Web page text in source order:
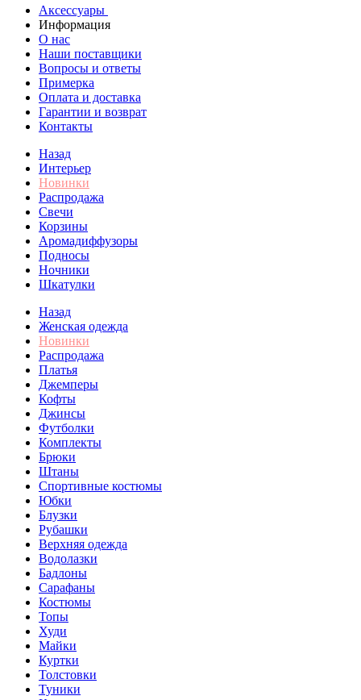
Аксессуары
Информация
О нас
Наши поставщики
Вопросы и ответы
Примерка
Оплата и доставка
Гарантии и возврат
Контакты
Назад
Интерьер
Новинки
Распродажа
Свечи
Корзины
Аромадиффузоры
Подносы
Ночники
Шкатулки
Назад
Женская одежда
Новинки
Распродажа
Платья
Джемперы
Кофты
Джинсы
Футболки
Комплекты
Брюки
Штаны
Спортивные костюмы
Юбки
Блузки
Рубашки
Верхняя одежда
Водолазки
Бадлоны
Сарафаны
Костюмы
Топы
Худи
Майки
Куртки
Толстовки
Туники